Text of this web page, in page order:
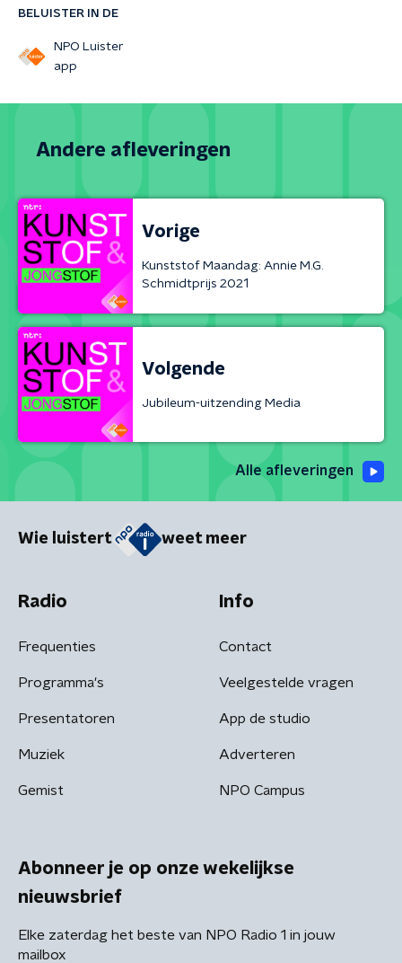
BELUISTER IN DE
NPO Luister
app
Andere afleveringen
Vorige
Kunststof Maandag: Annie M.G.
Schmidtprijs 2021
Volgende
Jubileum-uitzending Media
Alle afleveringen
Wie luistert weet meer
Radio
Frequenties
Programma's
Presentatoren
Muziek
Gemist
Info
Contact
Veelgestelde vragen
App de studio
Adverteren
NPO Campus
Abonneer je op onze wekelijkse
nieuwsbrief
Elke zaterdag het beste van NPO Radio 1 in jouw
mailbox